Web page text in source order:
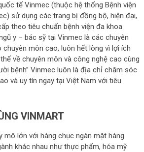
tế Vinmec (thuộc hệ thống Bệnh viện
sử dụng các trang bị đồng bộ, hiện đại,
theo tiêu chuẩn bệnh viện đa khoa
y – bác sỹ tại Vinmec là các chuyên
chuyên môn cao, luôn hết lòng vì lợi ích
về chuyên môn và công nghệ cao cùng
bệnh” Vinmec luôn là địa chỉ chăm sóc
và uy tín ngay tại Việt Nam với tiêu
VINMART
mô lớn với hàng chục ngàn mặt hàng
khác nhau như thực phẩm, hóa mỹ